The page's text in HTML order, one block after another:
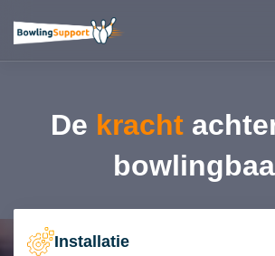
De kracht
Installatie